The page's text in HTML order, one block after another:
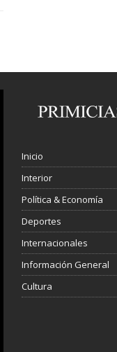
Inicio
Interior
Política & Economía
Deportes
Internacionales
Información General
Cultura